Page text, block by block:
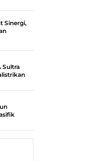
Sinergi,
Sultra